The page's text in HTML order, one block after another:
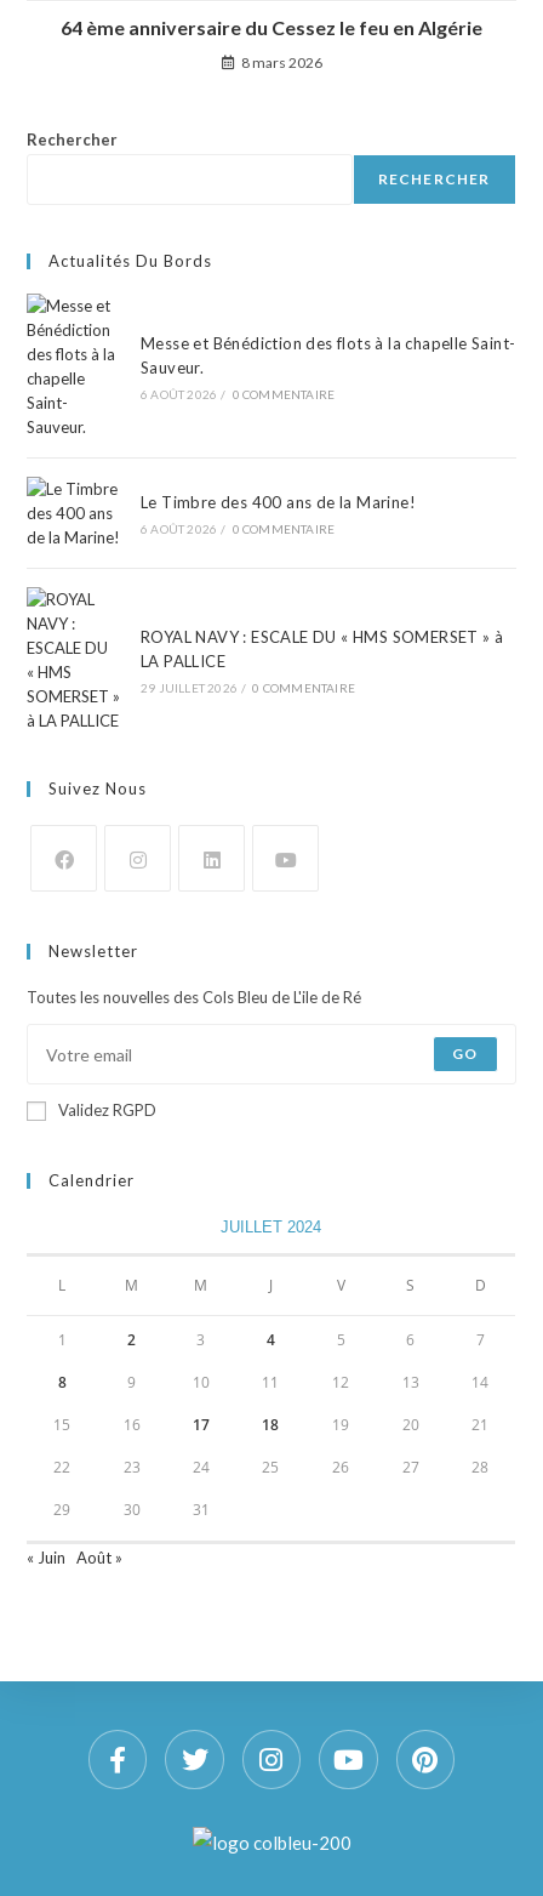
64 ème anniversaire du Cessez le feu en Algérie
8 mars 2026
Rechercher
RECHERCHER
Actualités Du Bords
Messe et Bénédiction des flots à la chapelle Saint-
Sauveur.
6 AOÛT 2026 / 0 COMMENTAIRE
Le Timbre des 400 ans de la Marine!
6 AOÛT 2026 / 0 COMMENTAIRE
ROYAL NAVY : ESCALE DU « HMS SOMERSET » à
LA PALLICE
29 JUILLET 2026 / 0 COMMENTAIRE
Suivez Nous
Newsletter
Toutes les nouvelles des Cols Bleu de L'ile de Ré
GO
Validez RGPD
Calendrier
JUILLET 2024
L M M J V S D
1 2 3 4 5 6 7
8 9 10 11 12 13 14
15 16 17 18 19 20 21
22 23 24 25 26 27 28
29 30 31
« Juin Août »